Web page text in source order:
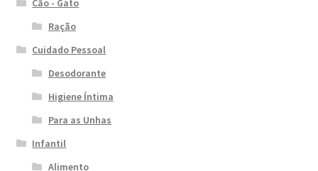
Cão - Gato
Ração
Cuidado Pessoal
Desodorante
Higiene Íntima
Para as Unhas
Infantil
Alimento